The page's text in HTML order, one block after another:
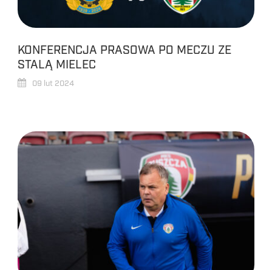
KONFERENCJA PRASOWA PO MECZU ZE
STALĄ MIELEC
09 lut 2024